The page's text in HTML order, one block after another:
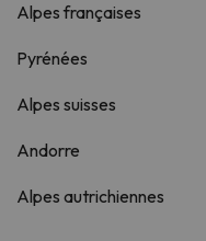
Alpes françaises
Pyrénées
Alpes suisses
Andorre
Alpes autrichiennes